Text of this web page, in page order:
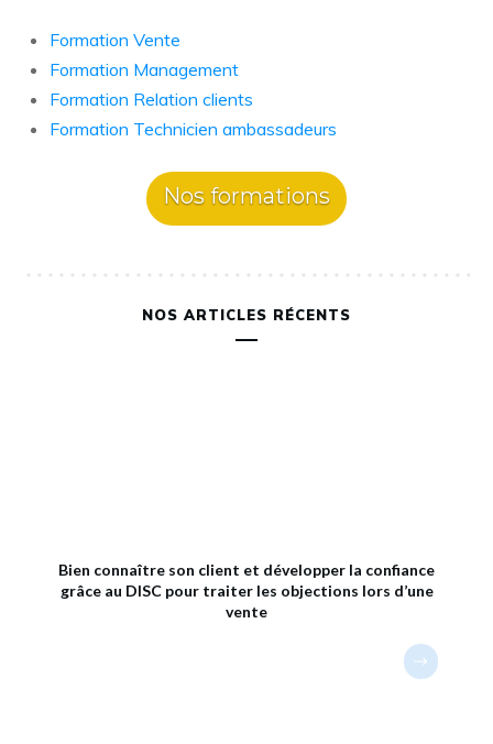
Formation Vente
Formation Management
Formation Relation clients
Formation Technicien ambassadeurs
Nos formations
NOS ARTICLES RÉCENTS
Bien connaître son client et développer la confiance
grâce au DISC pour traiter les objections lors d’une
vente